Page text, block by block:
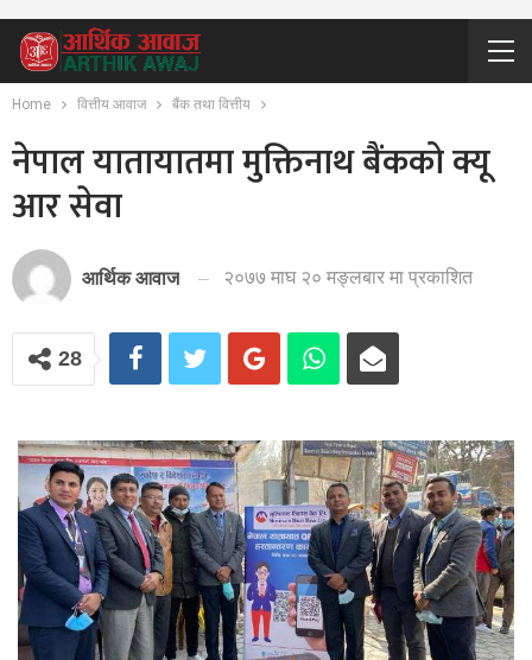
Home वित्तीय आवाज बैंक तथा वित्तीय
नेपाल यातायातमा मुक्तिनाथ बैंकको क्यू
आर सेवा
आर्थिक आवाज २०७७ माघ २० मङ्लबार मा प्रकाशित
28